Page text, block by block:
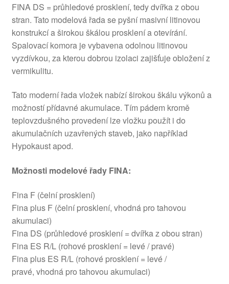
FINA DS = průhledové prosklení, tedy dvířka z obou
stran. Tato modelová řada se pyšní masivní litinovou
konstrukcí a širokou škálou prosklení a otevírání.
Spalovací komora je vybavena odolnou litinovou
vyzdívkou, za kterou dobrou izolaci zajišťuje obložení z
vermikulitu.
Tato moderní řada vložek nabízí širokou škálu výkonů a
možností přídavné akumulace. Tím pádem kromě
teplovzdušného provedení lze vložku použít i do
akumulačních uzavřených staveb, jako například
Hypokaust apod.
Možnosti modelové řady FINA:
Fina F (čelní prosklení)
Fina plus F (čelní prosklení, vhodná pro tahovou
akumulaci)
Fina DS (průhledové prosklení = dvířka z obou stran)
Fina ES R/L (rohové prosklení = levé / pravé)
Fina plus ES R/L (rohové prosklení = levé /
pravé, vhodná pro tahovou akumulaci)